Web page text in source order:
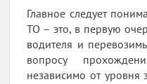
Главное следует
ТО – это, в первую
водителя и
вопросу
независимо от